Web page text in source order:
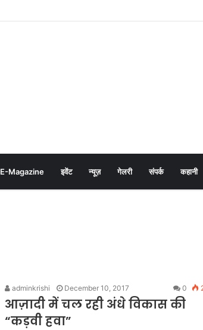
E-Magazine इवेंट न्यूज़ गेलरी संपर्क कहानी
adminkrishi December 10, 2017 0
आज़ादी में चल रही अंधे विकास की
“कड़वी हवा”